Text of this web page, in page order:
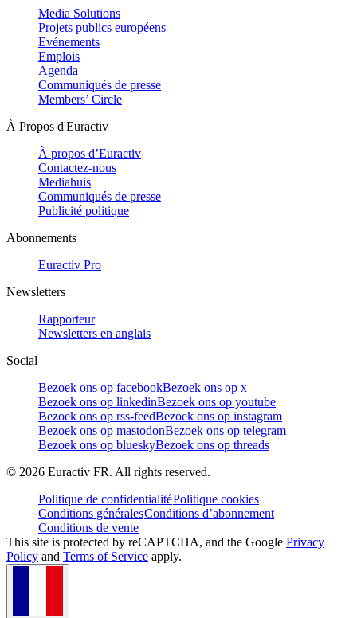
Media Solutions
Projets publics européens
Evénements
Emplois
Agenda
Communiqués de presse
Members’ Circle
À Propos d'Euractiv
À propos d’Euractiv
Contactez-nous
Mediahuis
Communiqués de presse
Publicité politique
Abonnements
Euractiv Pro
Newsletters
Rapporteur
Newsletters en anglais
Social
Bezoek ons op facebookBezoek ons op x
Bezoek ons op linkedinBezoek ons op youtube
Bezoek ons op rss-feedBezoek ons op instagram
Bezoek ons op mastodonBezoek ons op telegram
Bezoek ons op blueskyBezoek ons op threads
© 2026 Euractiv FR. All rights reserved.
Politique de confidentialitéPolitique cookies
Conditions généralesConditions d’abonnement
Conditions de vente
This site is protected by reCAPTCHA, and the Google Privacy
Policy and Terms of Service apply.